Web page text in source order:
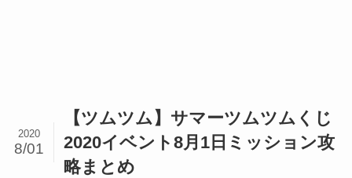
【ツムツム】サマーツムツムくじ
2020イベント8月1日ミッション攻
略まとめ
2020
8/01